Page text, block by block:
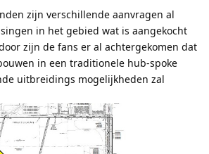
zijn verschillende aanvragen al
in het gebied wat is aangekocht
zijn de fans er al achtergekomen dat
in een traditionele hub-spoke
uitbreidings mogelijkheden zal